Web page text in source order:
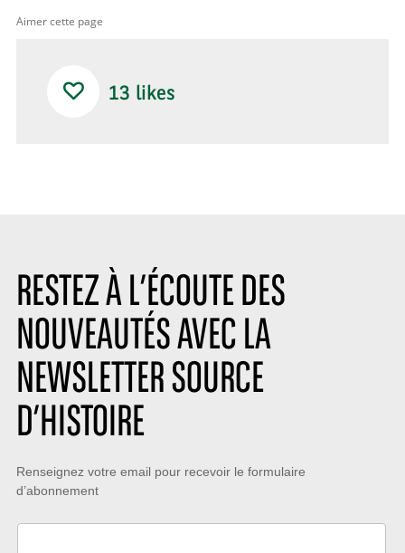
Aimer cette page
13 likes
RESTEZ À L’ÉCOUTE DES
NOUVEAUTÉS AVEC LA
NEWSLETTER SOURCE
D’HISTOIRE
Restez
à
l’écoute
Renseignez votre email pour recevoir le formulaire
d’abonnement